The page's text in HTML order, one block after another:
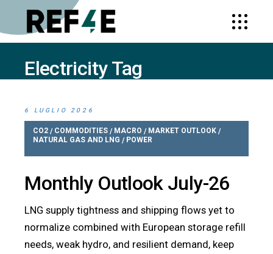
Electricity Tag
6 LUGLIO 2026
CO2 / COMMODITIES / MACRO / MARKET OUTLOOK /
NATURAL GAS AND LNG / POWER
Monthly Outlook July-26
LNG supply tightness and shipping flows yet to
normalize combined with European storage refill
needs, weak hydro, and resilient demand, keep